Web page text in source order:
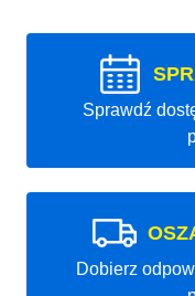
Sprawdź
Dobierz